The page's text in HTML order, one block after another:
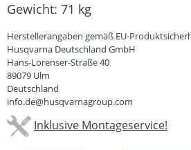
Gewicht: 71 kg
Herstellerangaben gemäß EU-
Husqvarna Deutschland GmbH
Hans-Lorenser-Straße 40
89079 Ulm
Deutschland
info.de@husqvarnagroup.com
Inklusive Montageservice!